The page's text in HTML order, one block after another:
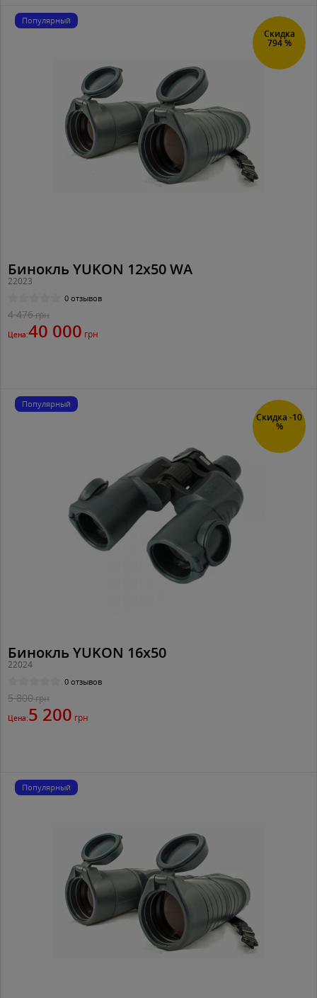
Скидка
794 %
Популярный
Бинокль YUKON 12x50 WA
22023
0 отзывов
4 476грн
Цена:40 000 грн
Скидка -10
%
Популярный
Бинокль YUKON 16x50
22024
0 отзывов
5 800грн
Цена:5 200 грн
Популярный